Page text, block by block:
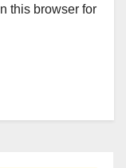
this browser for